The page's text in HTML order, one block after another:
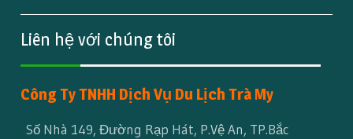
Liên hệ với chúng tôi
Công Ty TNHH Dịch Vụ Du Lịch Trà My
Số Nhà 149, Đường Rạp Hát, P.Vệ An, TP.Bắc